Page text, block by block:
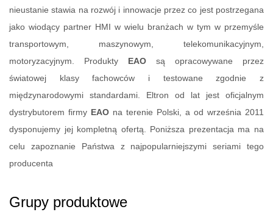
nieustanie stawia na rozwój i innowacje przez co jest postrzegana
jako wiodący partner HMI w wielu branżach w tym w przemyśle
transportowym, maszynowym, telekomunikacyjnym,
motoryzacyjnym. Produkty EAO są opracowywane przez
światowej klasy fachowców i testowane zgodnie z
międzynarodowymi standardami. Eltron od lat jest oficjalnym
dystrybutorem firmy EAO na terenie Polski, a od września 2011
dysponujemy jej kompletną ofertą. Poniższa prezentacja ma na
celu zapoznanie Państwa z najpopularniejszymi seriami tego
producenta
Grupy produktowe